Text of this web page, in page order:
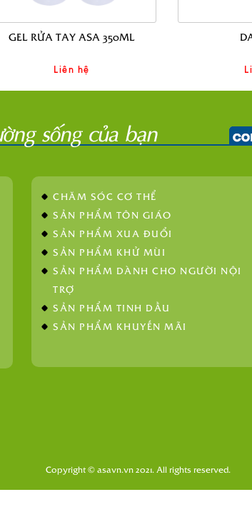
GEL RỬA TAY ASA 350ML
Liên hệ
CHĂM SÓC CƠ THỂ
SẢN PHẨM TÔN GIÁO
SẢN PHẨM XUA ĐUỔI
SẢN PHẨM KHỬ MÙI
SẢN PHẨM DÀNH CHO NGƯỜI NỘI
TRỢ
SẢN PHẨM TINH DẦU
SẢN PHẨM KHUYẾN MÃI
Copyright © asavn.vn 2021. All rights reserved.